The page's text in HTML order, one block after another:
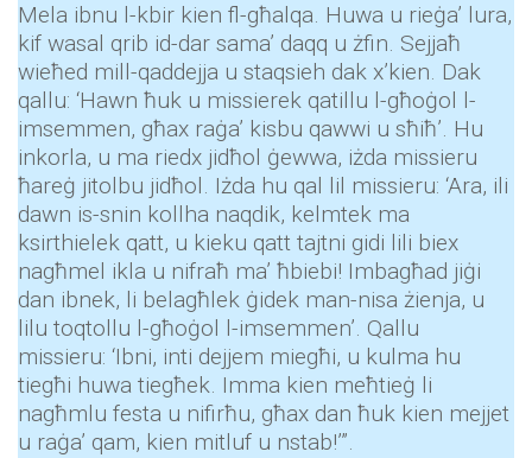
Mela ibnu l-kbir kien fl-għalqa. Huwa u rieġa’ lura,
kif wasal qrib id-dar sama’ daqq u żfin. Sejjaħ
wieħed mill-qaddejja u staqsieh dak x’kien. Dak
qallu: ‘Hawn ħuk u missierek qatillu l-għoġol l-
imsemmen, għax raġa’ kisbu qawwi u sħiħ’. Hu
inkorla, u ma riedx jidħol ġewwa, iżda missieru
ħareġ jitolbu jidħol. Iżda hu qal lil missieru: ‘Ara, ili
dawn is-snin kollha naqdik, kelmtek ma
ksirthielek qatt, u kieku qatt tajtni gidi lili biex
nagħmel ikla u nifraħ ma’ ħbiebi! Imbagħad jiġi
dan ibnek, li belagħlek ġidek man-nisa żienja, u
lilu toqtollu l-għoġol l-imsemmen’. Qallu
missieru: ‘Ibni, inti dejjem miegħi, u kulma hu
tiegħi huwa tiegħek. Imma kien meħtieġ li
nagħmlu festa u nifirħu, għax dan ħuk kien mejjet
u raġa’ qam, kien mitluf u nstab!’”.